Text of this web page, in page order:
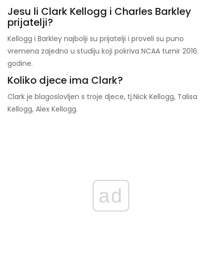
Jesu li Clark Kellogg i Charles Barkley
prijatelji?
Kellogg i Barkley najbolji su prijatelji i proveli su puno
vremena zajedno u studiju koji pokriva NCAA turnir 2016.
godine.
Koliko djece ima Clark?
Clark je blagoslovljen s troje djece, tj.Nick Kellogg, Talisa
Kellogg, Alex Kellogg.
ad